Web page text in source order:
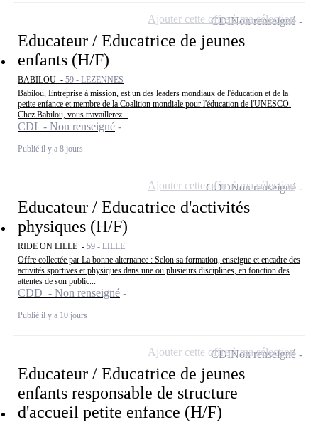
Educateur / Educatrice de jeunes
enfants (H/F)
BABILOU - 59 - LEZENNES
Babilou, Entreprise à mission, est un des leaders mondiaux de l'éducation et de la
petite enfance et membre de la Coalition mondiale pour l'éducation de l'UNESCO.
Chez Babilou, vous travaillerez...
CDI - Non renseigné
Publié il y a 8 jours
CDINon renseigné
Ajouter cette offre à ma sélection
Educateur / Educatrice d'activités
physiques (H/F)
RIDE ON LILLE - 59 - LILLE
Offre collectée par La bonne alternance : Selon sa formation, enseigne et encadre des
activités sportives et physiques dans une ou plusieurs disciplines, en fonction des
attentes de son public...
CDD - Non renseigné
Publié il y a 10 jours
CDDNon renseigné
Ajouter cette offre à ma sélection
Educateur / Educatrice de jeunes
enfants responsable de structure
d'accueil petite enfance (H/F)
CDINon renseigné
Ajouter cette offre à ma sélection